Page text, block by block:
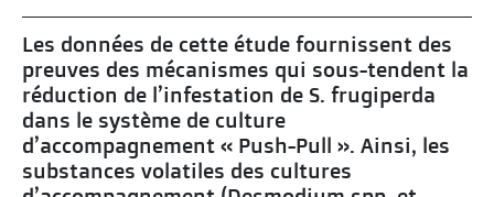
Les données de cette étude fournissent des
preuves des mécanismes qui sous-tendent la
réduction de l’infestation de S. frugiperda
dans le système de culture
d’accompagnement « Push-Pull ». Ainsi, les
substances volatiles des cultures